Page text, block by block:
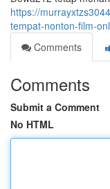
https://
tempat-nonton-film-
Comments
Comments
Submit a Comment
No HTML